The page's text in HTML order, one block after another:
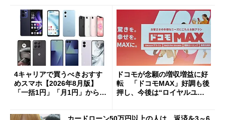
4キャリアで買うべきおすす
めスマホ【2026年8月版】
「一括1円」「月1円」からお
ドコモが念願の増収増益に好
転 「ドコモMAX」好調も後
押し、今後は“ロイヤルユー